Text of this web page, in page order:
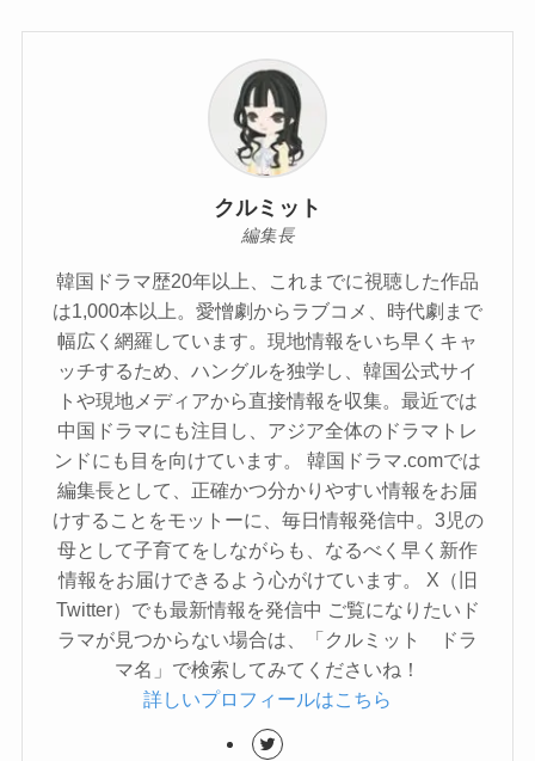
クルミット
編集長
韓国ドラマ歴20年以上、これまでに視聴した作品
は1,000本以上。愛憎劇からラブコメ、時代劇まで
幅広く網羅しています。現地情報をいち早くキャ
ッチするため、ハングルを独学し、韓国公式サイ
トや現地メディアから直接情報を収集。最近では
中国ドラマにも注目し、アジア全体のドラマトレ
ンドにも目を向けています。 韓国ドラマ.comでは
編集長として、正確かつ分かりやすい情報をお届
けすることをモットーに、毎日情報発信中。3児の
母として子育てをしながらも、なるべく早く新作
情報をお届けできるよう心がけています。 X（旧
Twitter）でも最新情報を発信中 ご覧になりたいド
ラマが見つからない場合は、「クルミット ドラ
マ名」で検索してみてくださいね！
詳しいプロフィールはこちら